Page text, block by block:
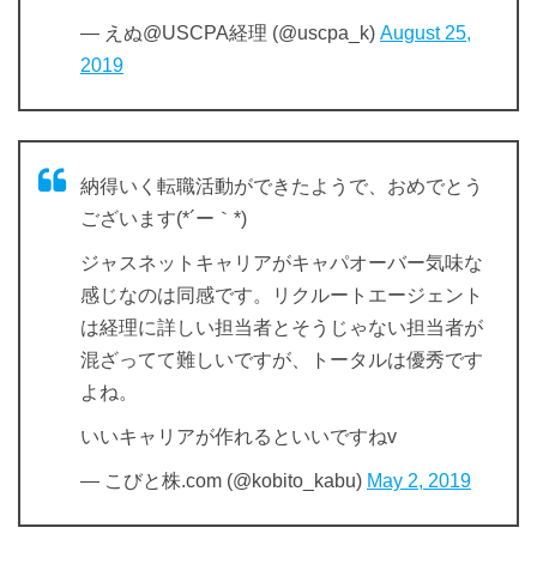
— えぬ@USCPA経理 (@uscpa_k) August 25,
2019
納得いく転職活動ができたようで、おめでとう
ございます(*´ー｀*)
ジャスネットキャリアがキャパオーバー気味な
感じなのは同感です。リクルートエージェント
は経理に詳しい担当者とそうじゃない担当者が
混ざってて難しいですが、トータルは優秀です
よね。
いいキャリアが作れるといいですねv
— こびと株.com (@kobito_kabu) May 2, 2019